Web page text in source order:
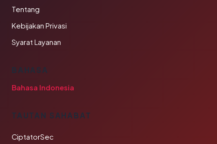
Tentang
Kebijakan Privasi
Syarat Layanan
BAHASA
Bahasa Indonesia
TAUTAN SAHABAT
CiptatorSec